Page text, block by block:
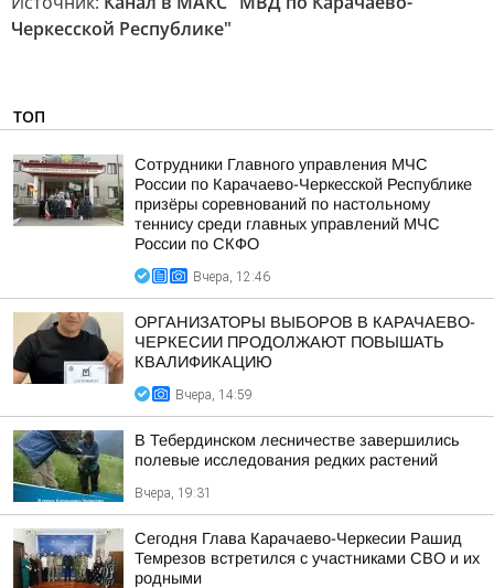
Черкесской Республике"
ТОП
Сотрудники Главного управления МЧС
России по Карачаево-Черкесской Республике
призёры соревнований по настольному
теннису среди главных управлений МЧС
России по СКФО
Вчера, 12:46
ОРГАНИЗАТОРЫ ВЫБОРОВ В КАРАЧАЕВО-
ЧЕРКЕСИИ ПРОДОЛЖАЮТ ПОВЫШАТЬ
КВАЛИФИКАЦИЮ
Вчера, 14:59
В Тебердинском лесничестве завершились
полевые исследования редких растений
Вчера, 19:31
Сегодня Глава Карачаево-Черкесии Рашид
Темрезов встретился с участниками СВО и их
родными